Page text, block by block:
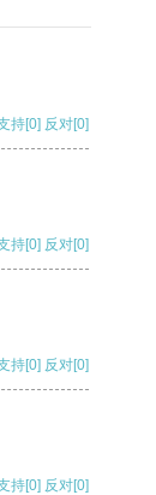
持[0] 反对[0]
持[0] 反对[0]
持[0] 反对[0]
持[0] 反对[0]